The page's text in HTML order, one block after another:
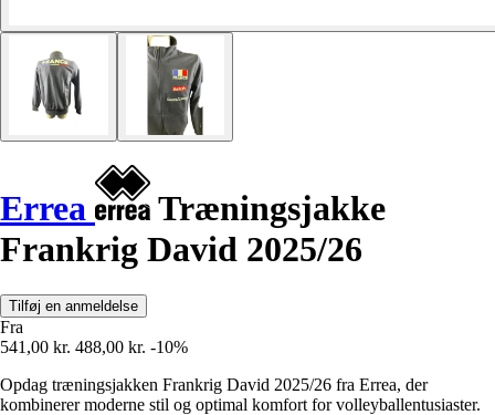
Errea
Træningsjakke
Frankrig David 2025/26
Tilføj en anmeldelse
Fra
541,00 kr. 488,00 kr. -10%
Opdag træningsjakken Frankrig David 2025/26 fra Errea, der
kombinerer moderne stil og optimal komfort for volleyballentusiaster.